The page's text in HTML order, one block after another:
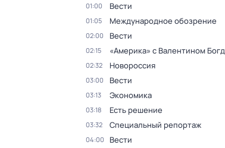
01:00 Вести
01:05 Международное обозрение
02:00 Вести
02:15 «Америка» с Валентином
02:32 Новороссия
03:00 Вести
03:13 Экономика
03:18 Есть решение
03:32 Специальный репортаж
04:00 Вести